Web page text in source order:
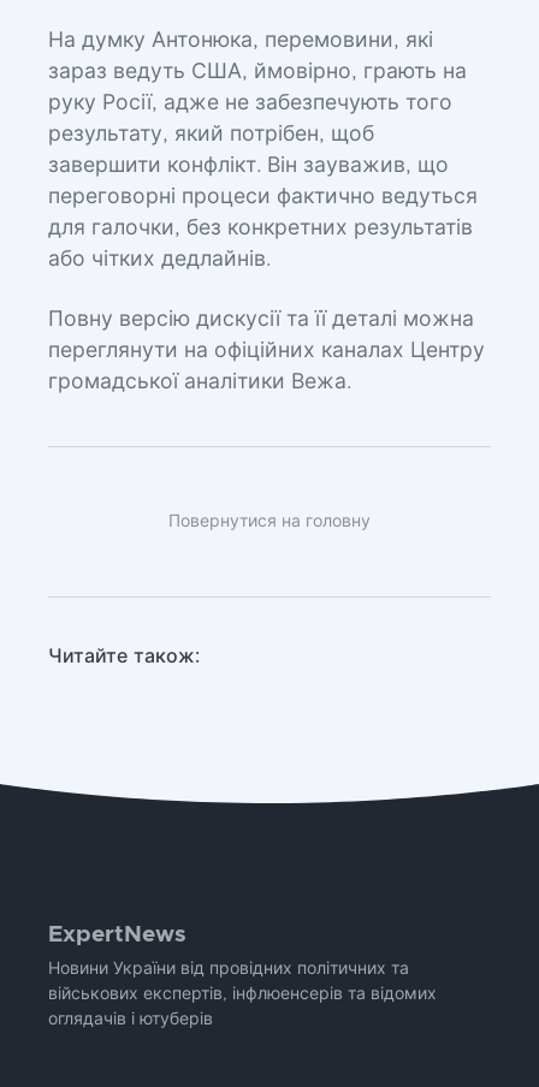
На думку Антонюка, перемовини, які
зараз ведуть США, ймовірно, грають на
руку Росії, адже не забезпечують того
результату, який потрібен, щоб
завершити конфлікт. Він зауважив, що
переговорні процеси фактично ведуться
для галочки, без конкретних результатів
або чітких дедлайнів.
Повну версію дискусії та її деталі можна
переглянути на офіційних каналах Центру
громадської аналітики Вежа.
Повернутися на головну
Читайте також:
ExpertNews
Новини України від провідних політичних та
військових експертів, інфлюенсерів та відомих
оглядачів і ютуберів